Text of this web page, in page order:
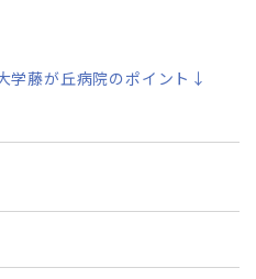
学藤が丘病院のポイント↓